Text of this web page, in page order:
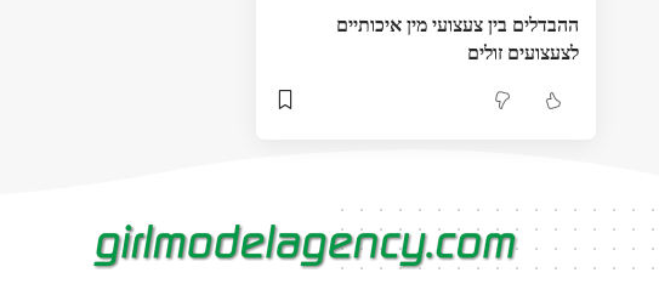
ההבדלים בין צעצועי מין איכותיים
לצעצועים זולים